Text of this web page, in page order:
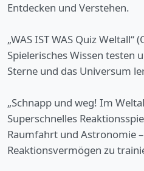
Entdecken und Verstehen.
„WAS IST WAS Quiz Weltall“
Spielerisches Wissen testen
Sterne und das Universum
„Schnapp und weg! Im
Superschnelles
Raumfahrt und Astronomie
Reaktionsvermögen zu